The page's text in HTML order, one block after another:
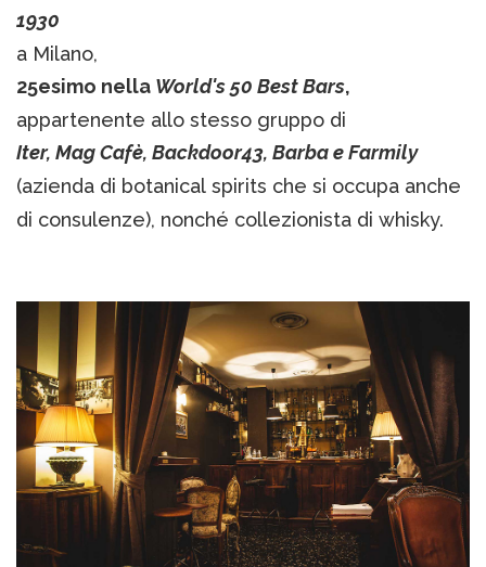
1930
a Milano,
25esimo nella World's 50 Best Bars,
appartenente allo stesso gruppo di
Iter, Mag Cafè, Backdoor43, Barba e Farmily
(azienda di botanical spirits che si occupa anche
di consulenze), nonché collezionista di whisky.